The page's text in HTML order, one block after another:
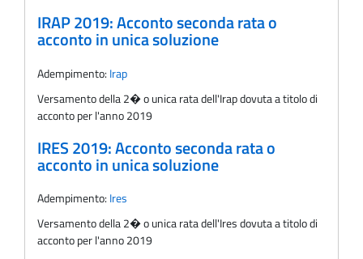
IRAP 2019: Acconto seconda rata o
acconto in unica soluzione
Adempimento: Irap
Versamento della 2� o unica rata dell'Irap dovuta a titolo di
acconto per l'anno 2019
IRES 2019: Acconto seconda rata o
acconto in unica soluzione
Adempimento: Ires
Versamento della 2� o unica rata dell'Ires dovuta a titolo di
acconto per l'anno 2019